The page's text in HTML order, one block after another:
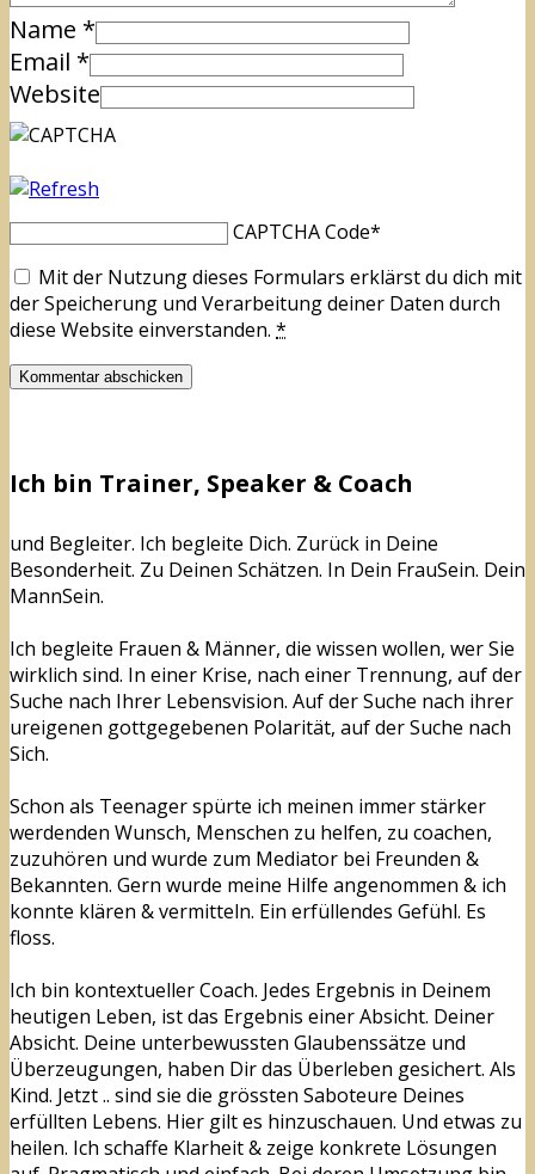
Name *
Email *
Website
CAPTCHA Code*
Mit der Nutzung dieses Formulars erklärst du dich mit
der Speicherung und Verarbeitung deiner Daten durch
diese Website einverstanden. *
Ich bin Trainer, Speaker & Coach
und Begleiter. Ich begleite Dich. Zurück in Deine
Besonderheit. Zu Deinen Schätzen. In Dein FrauSein. Dein
MannSein.
Ich begleite Frauen & Männer, die wissen wollen, wer Sie
wirklich sind. In einer Krise, nach einer Trennung, auf der
Suche nach Ihrer Lebensvision. Auf der Suche nach ihrer
ureigenen gottgegebenen Polarität, auf der Suche nach
Sich.
Schon als Teenager spürte ich meinen immer stärker
werdenden Wunsch, Menschen zu helfen, zu coachen,
zuzuhören und wurde zum Mediator bei Freunden &
Bekannten. Gern wurde meine Hilfe angenommen & ich
konnte klären & vermitteln. Ein erfüllendes Gefühl. Es
floss.
Ich bin kontextueller Coach. Jedes Ergebnis in Deinem
heutigen Leben, ist das Ergebnis einer Absicht. Deiner
Absicht. Deine unterbewussten Glaubenssätze und
Überzeugungen, haben Dir das Überleben gesichert. Als
Kind. Jetzt .. sind sie die grössten Saboteure Deines
erfüllten Lebens. Hier gilt es hinzuschauen. Und etwas zu
heilen. Ich schaffe Klarheit & zeige konkrete Lösungen